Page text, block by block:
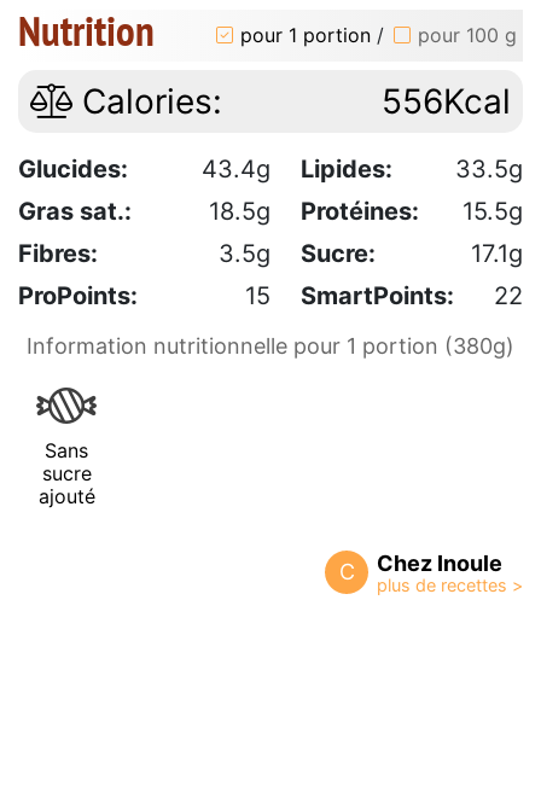
Nutrition pour 1 portion / pour 100 g
Calories: 556Kcal
Glucides: 43.4g Lipides:
33.5g
Gras sat.:
18.5g Protéines:
15.5g
Fibres:
3.5g Sucre:
17.1g
ProPoints:
15 SmartPoints: 22
Information nutritionnelle pour 1 portion (380g)
Sans
sucre
ajouté
C Chez Inoule